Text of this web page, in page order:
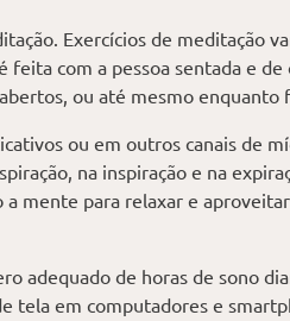
Exercícios de meditação
com a pessoa sentada e de
ou até mesmo enquanto
ou em outros canais de
na inspiração e na
mente para relaxar e
adequado de horas de sono
tela em computadores e